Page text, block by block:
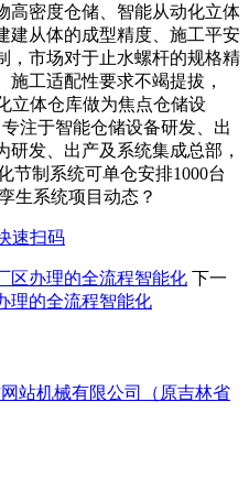
高密度仓储、智能从动化立体
建从体的成型精度、施工平安
，市场对于止水螺杆的规格精
施工适配性要求不竭提拔，
立体仓库做为焦点仓储设
注于智能仓储设备研发、出
发、出产及系统集成总部，
节制系统可单仓安排1000台
生系统项目动态？
速扫码
区办理的全流程智能化 下一
理的全流程智能化
站机械有限公司（原吉林省